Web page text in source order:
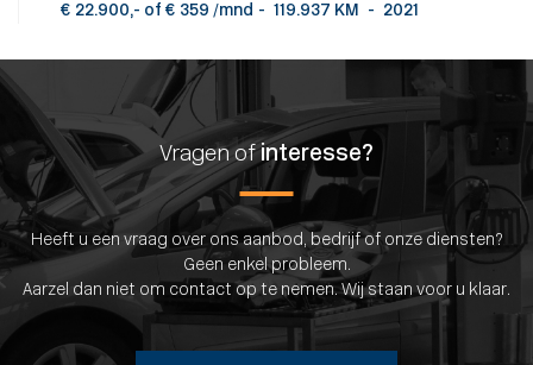
€ 22.900,- of € 359 /mnd - 119.937 KM - 2021
Vragen ofinteresse?
Heeft u een vraag over ons aanbod, bedrijf of onze diensten?
Geen enkel probleem.
Aarzel dan niet om contact op te nemen. Wij staan voor u klaar.